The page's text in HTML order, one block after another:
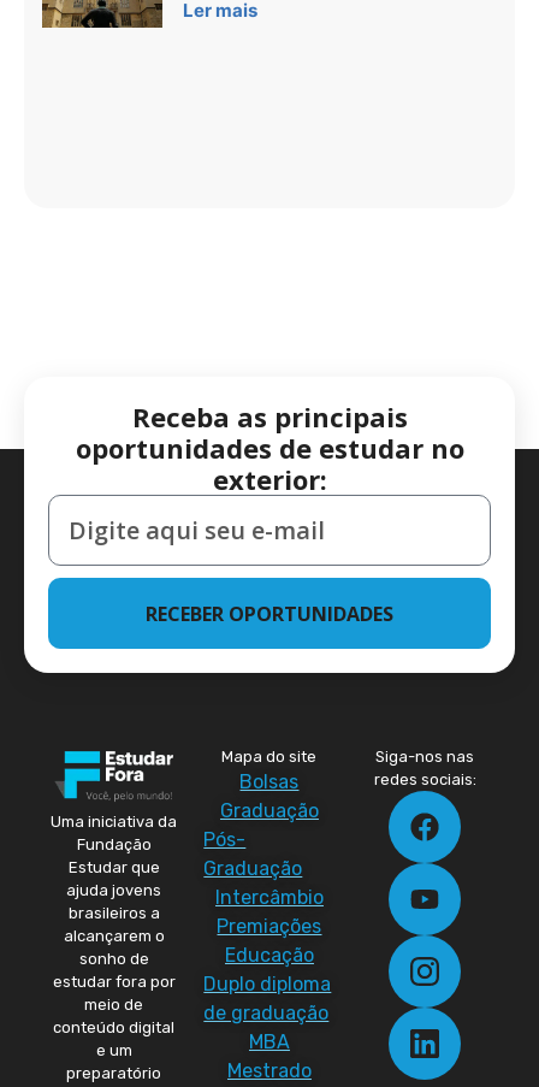
Ler mais
Receba as principais
oportunidades de estudar no
exterior:
RECEBER OPORTUNIDADES
Uma iniciativa da
Fundação
Estudar que
ajuda jovens
brasileiros a
alcançarem o
sonho de
estudar fora por
meio de
conteúdo digital
e um
preparatório
Mapa do site
Bolsas
Graduação
Pós-
Graduação
Intercâmbio
Premiações
Educação
Duplo diploma
de graduação
MBA
Mestrado
Siga-nos nas
redes sociais: